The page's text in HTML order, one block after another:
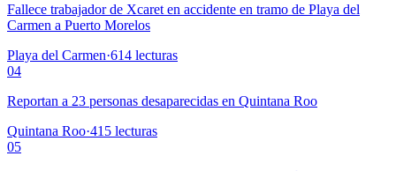
Fallece trabajador de Xcaret en accidente en tramo de Playa del
Carmen a Puerto Morelos
Playa del Carmen·614 lecturas
04
Reportan a 23 personas desaparecidas en Quintana Roo
Quintana Roo·415 lecturas
05